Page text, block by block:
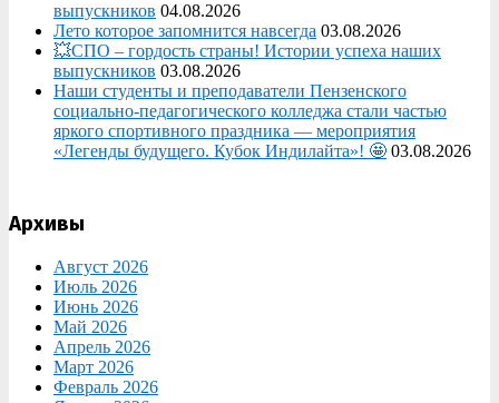
выпускников 04.08.2026
Лето которое запомнится навсегда 03.08.2026
💥СПО – гордость страны! Истории успеха наших
выпускников 03.08.2026
Наши студенты и преподаватели Пензенского
социально‑педагогического колледжа стали частью
яркого спортивного праздника — мероприятия
«Легенды будущего. Кубок Индилайта»! 🤩 03.08.2026
Архивы
Август 2026
Июль 2026
Июнь 2026
Май 2026
Апрель 2026
Март 2026
Февраль 2026